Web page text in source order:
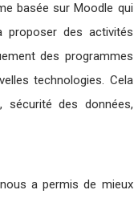
basée sur Moodle qui
proposer des activités
des programmes
technologies. Cela
sécurité des données,
a permis de mieux